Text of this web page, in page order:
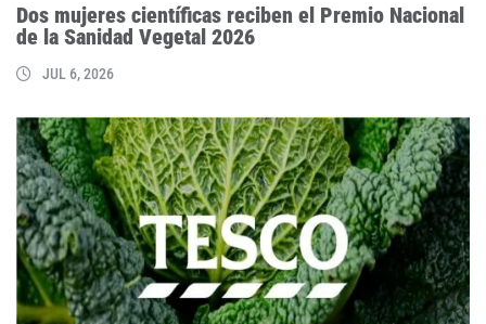
Dos mujeres científicas reciben el Premio Nacional
de la Sanidad Vegetal 2026
JUL 6, 2026